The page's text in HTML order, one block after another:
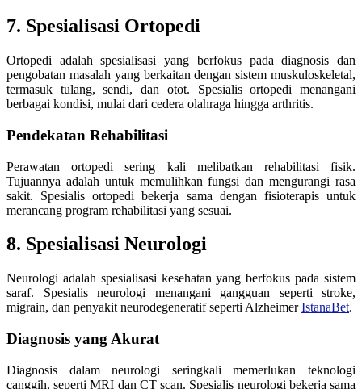
7. Spesialisasi Ortopedi
Ortopedi adalah spesialisasi yang berfokus pada diagnosis dan
pengobatan masalah yang berkaitan dengan sistem muskuloskeletal,
termasuk tulang, sendi, dan otot. Spesialis ortopedi menangani
berbagai kondisi, mulai dari cedera olahraga hingga arthritis.
Pendekatan Rehabilitasi
Perawatan ortopedi sering kali melibatkan rehabilitasi fisik.
Tujuannya adalah untuk memulihkan fungsi dan mengurangi rasa
sakit. Spesialis ortopedi bekerja sama dengan fisioterapis untuk
merancang program rehabilitasi yang sesuai.
8. Spesialisasi Neurologi
Neurologi adalah spesialisasi kesehatan yang berfokus pada sistem
saraf. Spesialis neurologi menangani gangguan seperti stroke,
migrain, dan penyakit neurodegeneratif seperti AlzheimerIstanaBet.
Diagnosis yang Akurat
Diagnosis dalam neurologi seringkali memerlukan teknologi
canggih, seperti MRI dan CT scan. Spesialis neurologi bekerja sama